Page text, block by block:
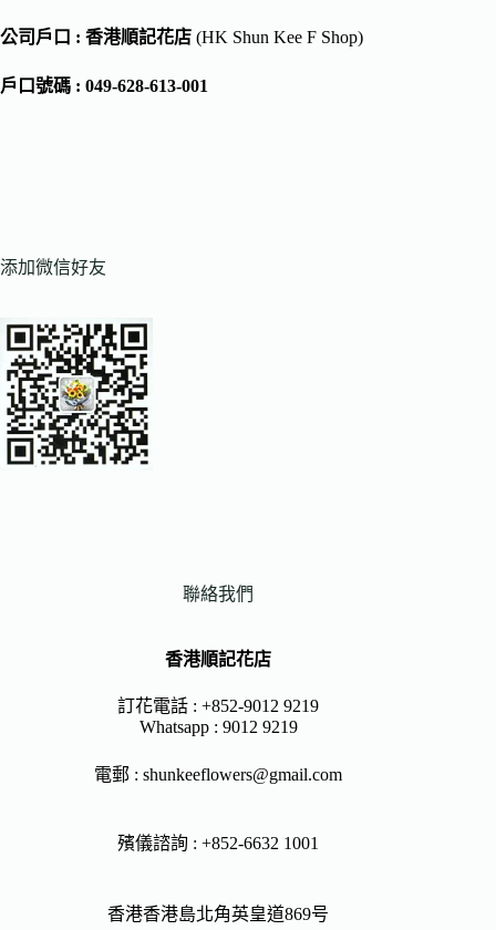
公司戶口 : 香港順記花店 (HK Shun Kee F Shop)
戶口號碼 : 049-628-613-001
添加微信好友
聯絡我們
香港順記花店
訂花電話 : +852-9012 9219
Whatsapp : 9012 9219
電郵 :shunkeeflowers@gmail.com
殯儀諮詢 : +852-6632 1001
香港香港島北角英皇道869号